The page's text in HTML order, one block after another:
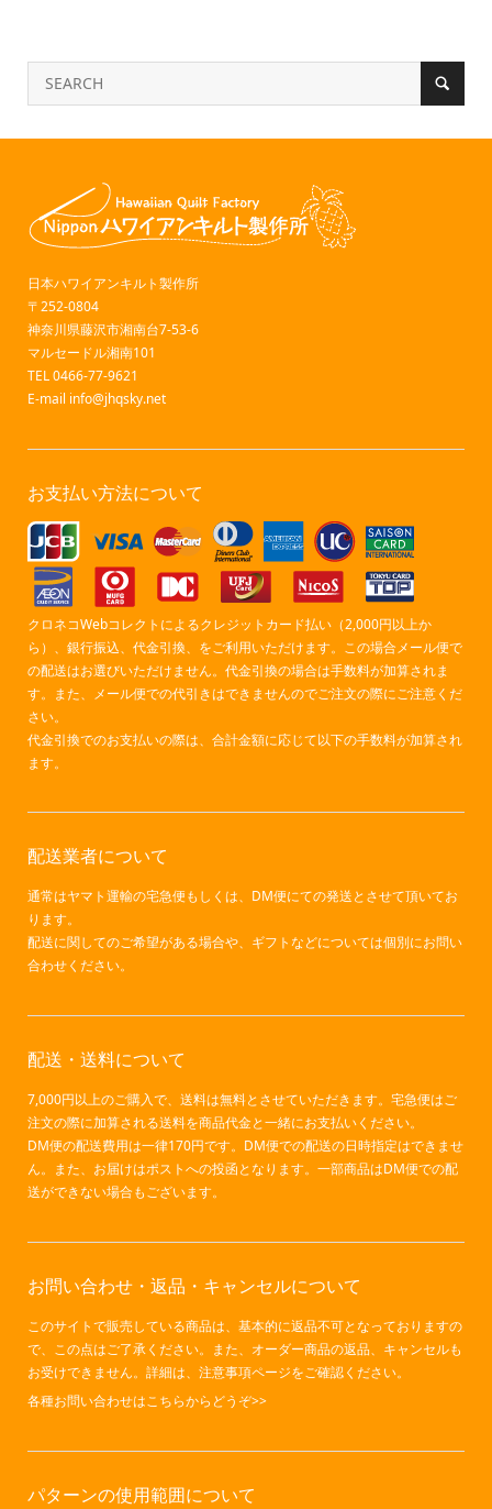
日本ハワイアンキルト製作所
〒252-0804
神奈川県藤沢市湘南台7-53-6
マルセードル湘南101
TEL 0466-77-9621
E-mail info@jhqsky.net
お支払い方法について
クロネコWebコレクトによるクレジットカード払い（2,000円以上か
ら）、銀行振込、代金引換、をご利用いただけます。この場合メール便で
の配送はお選びいただけません。代金引換の場合は手数料が加算されま
す。また、メール便での代引きはできませんのでご注文の際にご注意くだ
さい。
代金引換でのお支払いの際は、合計金額に応じて以下の手数料が加算され
ます。
配送業者について
通常はヤマト運輸の宅急便もしくは、DM便にての発送とさせて頂いてお
ります。
配送に関してのご希望がある場合や、ギフトなどについては個別にお問い
合わせください。
配送・送料について
7,000円以上のご購入で、送料は無料とさせていただきます。宅急便はご
注文の際に加算される送料を商品代金と一緒にお支払いください。
DM便の配送費用は一律170円です。DM便での配送の日時指定はできませ
ん。また、お届けはポストへの投函となります。一部商品はDM便での配
送ができない場合もございます。
お問い合わせ・返品・キャンセルについて
このサイトで販売している商品は、基本的に返品不可となっておりますの
で、この点はご了承ください。また、オーダー商品の返品、キャンセルも
お受けできません。詳細は、注意事項ページをご確認ください。
各種お問い合わせはこちらからどうぞ>>
パターンの使用範囲について